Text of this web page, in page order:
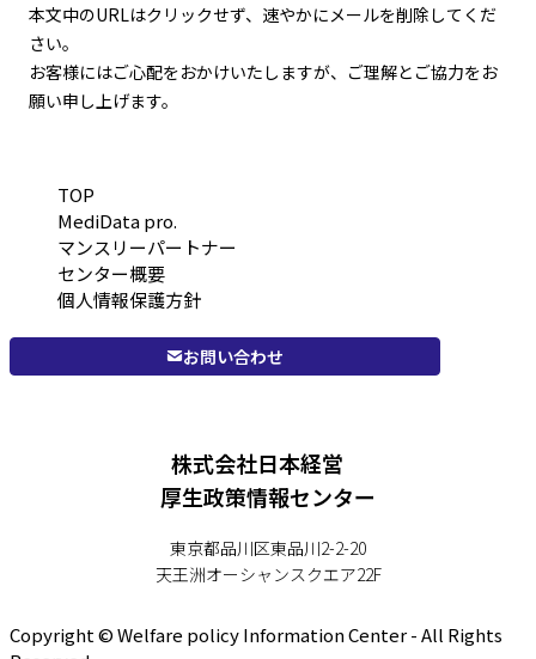
本文中のURLはクリックせず、速やかにメールを削除してくだ
さい。
お客様にはご心配をおかけいたしますが、ご理解とご協力をお
願い申し上げます。
TOP
MediData pro.
マンスリーパートナー
センター概要
個人情報保護方針
お問い合わせ
株式会社日本経営
厚生政策情報センター
東京都品川区東品川2-2-20
天王洲オーシャンスクエア22F
Copyright © Welfare policy Information Center - All Rights